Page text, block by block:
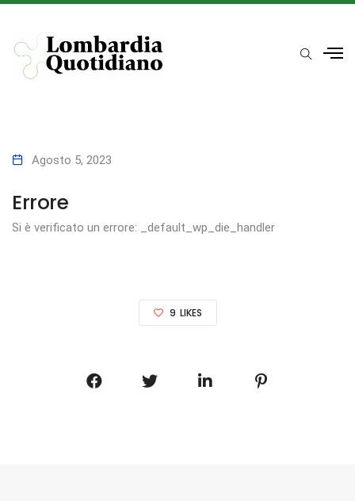
Agosto 5, 2023
Errore
Si è verificato un errore: _default_wp_die_handler
9 LIKES